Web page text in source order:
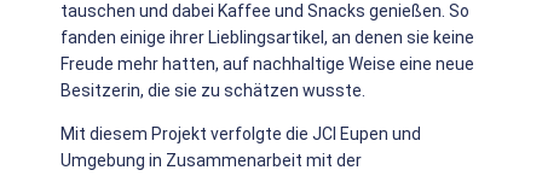
tauschen und dabei Kaffee und Snacks genießen. So
fanden einige ihrer Lieblingsartikel, an denen sie keine
Freude mehr hatten, auf nachhaltige Weise eine neue
Besitzerin, die sie zu schätzen wusste.
Mit diesem Projekt verfolgte die JCI Eupen und
Umgebung in Zusammenarbeit mit der